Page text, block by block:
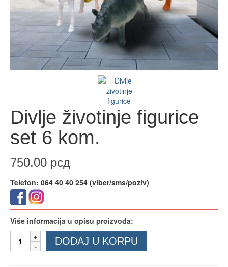
Divlje životinje figurice
set 6 kom.
750.00 рсд
Telefon: 064 40 40 254 (viber/sms/poziv)
Više informacija u opisu proizvoda:
životinje
DODAJ U KORPU